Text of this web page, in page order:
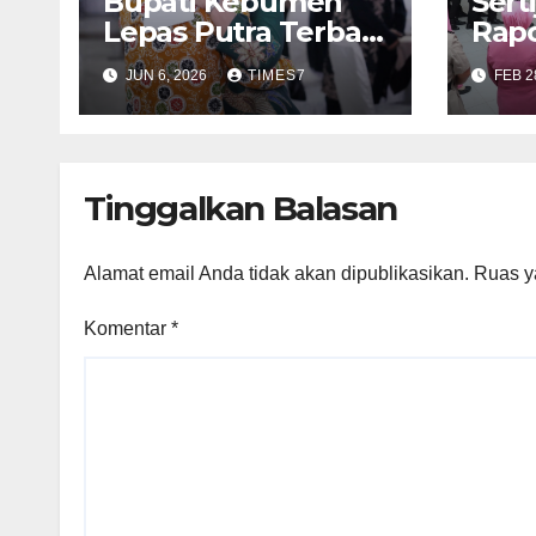
Lepas Putra Terbaik
Daerah ke
Kementerian
ATR/BPN
JUN 6, 2026 TIMES7 FEB
Tinggalkan Balasan
Alamat email Anda tidak akan dipublikasikan. Ruas
Komentar *